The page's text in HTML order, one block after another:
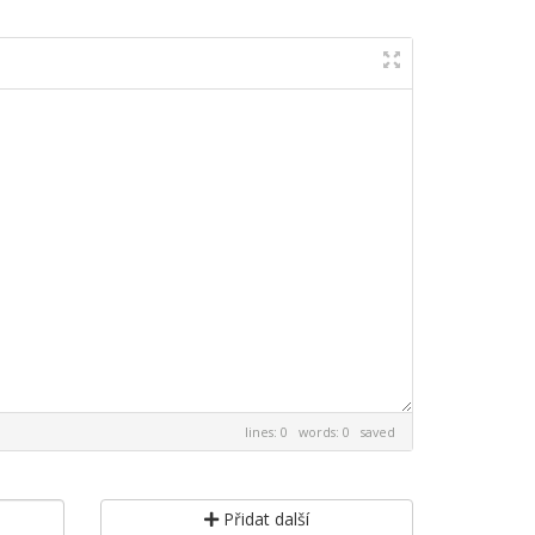
lines: 0 words: 0 saved
Přidat další